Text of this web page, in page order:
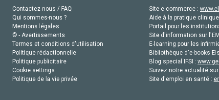
Contactez-nous / FAQ
Qui sommes-nous ?
Mentions légales
© - Avertissements
Termes et conditions d'utilisation
Politique rédactionnelle
Politique publicitaire
Cookie settings
Politique de la vie privée
Site e-commerce :
Aide à la pratique
Portail pour les
Site d'information sur
E-learning pour les
Bibliothèque d'e-books
Blog special IFSI :
Suivez notre actualité
Site d'emploi en santé :